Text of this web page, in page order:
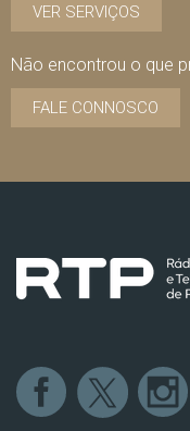
VER SERVIÇOS
Não encontrou o que
FALE CONNOSCO